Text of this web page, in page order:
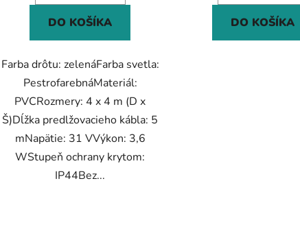
DO KOŠÍKA
Farba drôtu: zelenáFarba svetla:
PestrofarebnáMateriál:
PVCRozmery: 4 x 4 m (D x
Š)Dĺžka predlžovacieho kábla: 5
mNapätie: 31 VVýkon: 3,6
WStupeň ochrany krytom:
IP44Bez...
DO KOŠÍKA